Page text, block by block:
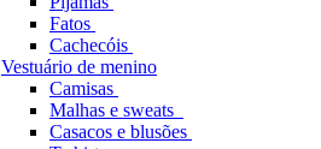
Fatos
Cachecóis
Vestuário de menino
Camisas
Malhas e sweats
Casacos e blusões